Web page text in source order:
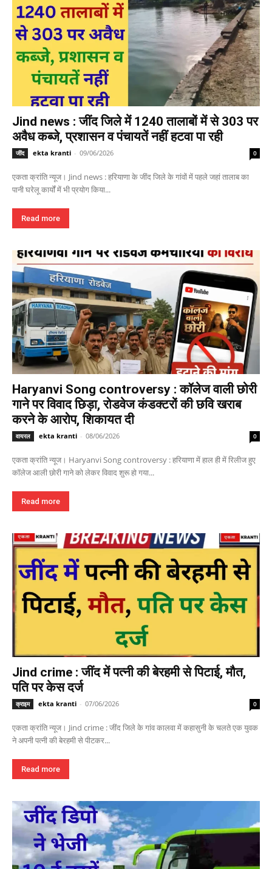
Jind news : जींद जिले में 1240 तालाबों में से 303 पर
अवैध कब्जे, प्रशासन व पंचायतें नहीं हटवा पा रही
जींद ekta kranti - 09/06/2026 0
एकता क्रांति न्यूज। Jind news : हरियाणा के जींद जिले के गांवों में पहले जहां तालाब का
पानी घरेलू कार्यों में भी प्रयोग किया...
Read more
Haryanvi Song controversy : कॉलेज वाली छोरी
गाने पर विवाद छिड़ा, रोडवेज कंडक्टरों की छवि खराब
करने के आरोप, शिकायत दी
वायरल ekta kranti - 08/06/2026 0
एकता क्रांति न्यूज। Haryanvi Song controversy : हरियाणा में हाल ही में रिलीज हुए
कॉलेज आली छोरी गाने को लेकर विवाद शुरू हो गया...
Read more
Jind crime : जींद में पत्नी की बेरहमी से पिटाई, मौत,
पति पर केस दर्ज
क्राइम ekta kranti - 07/06/2026 0
एकता क्रांति न्यूज। Jind crime : जींद जिले के गांव कालवा में कहासुनी के चलते एक युवक
ने अपनी पत्नी की बेरहमी से पीटकर...
Read more